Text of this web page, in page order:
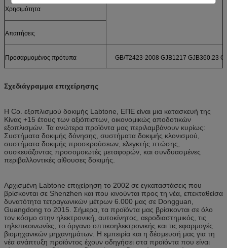
Χρησιμότητα
Απαιτήσεις
Προσαρμομένος πρότυπα GB/T2423-2008 GJB1217 GJB360.23
Σχεδιάγραμμα επιχείρησης
Η Co. εξοπλισμού δοκιμής Labtone, ΕΠΕ είναι μια κατασκευή της
Κίνας +15 έτους των αξιόπιστων, οικονομικώς αποδοτικών
εξοπλισμών. Τα ανώτερα προϊόντα μας περιλαμβάνουν κυρίως:
Συστήματα δοκιμής δόνησης, συστήματα δοκιμής κλονισμού,
συστήματα δοκιμής προσκρούσεων, ελεγκτής πτώσης,
συσκευάζοντας προσομοιωτές μεταφορών, και συνδυασμένες
περιβαλλοντικές αίθουσες δοκιμής.
Αρχισμένη Labtone επιχείρηση το 2002 σε εγκαταστάσεις που
βρίσκονται σε Shenzhen και που κινούνται προς τη νέα, επεκταθείσα
δυνατότητα τετραγωνικών μέτρων 6.000 μας σε Dongguan,
Guangdong το 2015. Σήμερα, τα προϊόντα μας βρίσκονται σε όλο
τον κόσμο στην ηλεκτρονική, αυτοκίνητος, αεροδιαστημικός, τις
τηλεπικοινωνίες, το όργανο οπτικοηλεκτρονικής και τις εφαρμογές
βιομηχανικών μηχανημάτων. Η εμπειρία και η δέσμευσή μας για τη
νέα ανάπτυξη προϊόντος έχουν οδηγήσει στα προϊόντα που είναι